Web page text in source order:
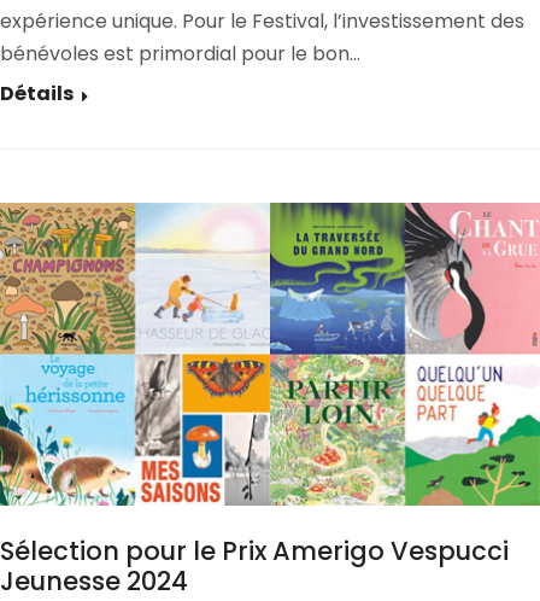
expérience unique. Pour le Festival, l’investissement des
bénévoles est primordial pour le bon…
Détails
Sélection pour le Prix Amerigo Vespucci
Jeunesse 2024